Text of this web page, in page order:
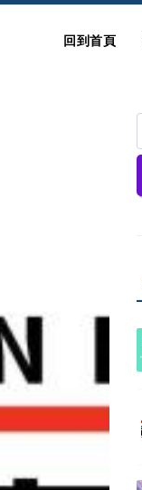
回到首頁